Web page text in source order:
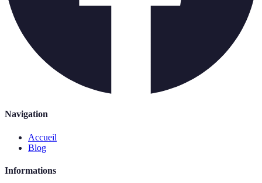
Navigation
Accueil
Blog
Informations